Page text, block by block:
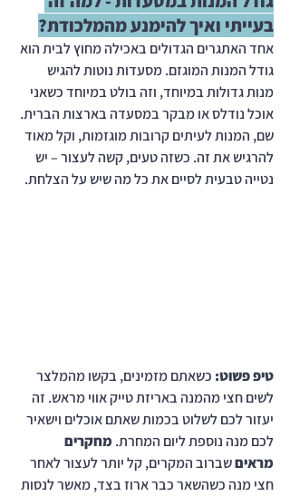
בעייתי ואיך להימנע מהמלכודת?
אחד האתגרים הגדולים באכילה מחוץ לבית הוא
גודל המנות המוגזם. מסעדות נוטות להגיש
מנות גדולות במיוחד, וזה בולט במיוחד כשאני
אוכל נודלס או מבקר במסעדה בארצות הברית.
שם, המנות לעיתים קרובות מוגזמות, וקל מאוד
להרגיש את זה. כשזה טעים, קשה לעצור – יש
נטייה טבעית לסיים את כל מה שיש על הצלחת.
טיפ פשוט: כשאתם מזמינים, בקשו מהמלצר
לשים חצי מהמנה באריזת טייק אווי מראש. זה
יעזור לכם לשלוט בכמות שאתם אוכלים וישאיר
לכם מנה נוספת ליום המחרת. מחקרים
מראים שברוב המקרים, קל יותר לעצור לאחר
חצי מנה כשהשאר כבר ארוז בצד, מאשר לנסות